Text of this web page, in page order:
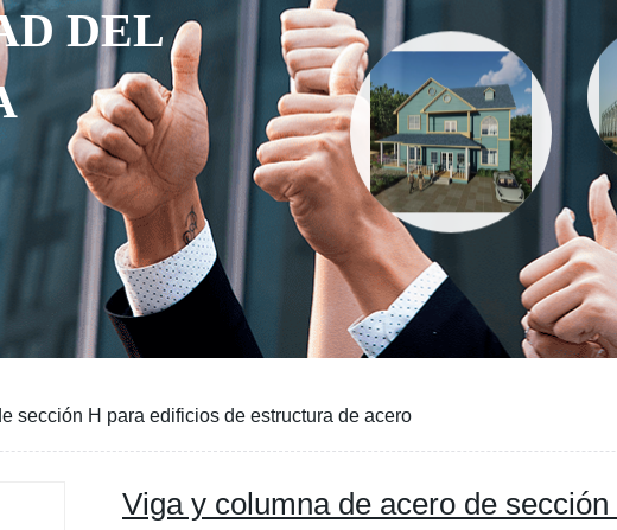
sección H para edificios de estructura de acero
Viga y columna de acero de